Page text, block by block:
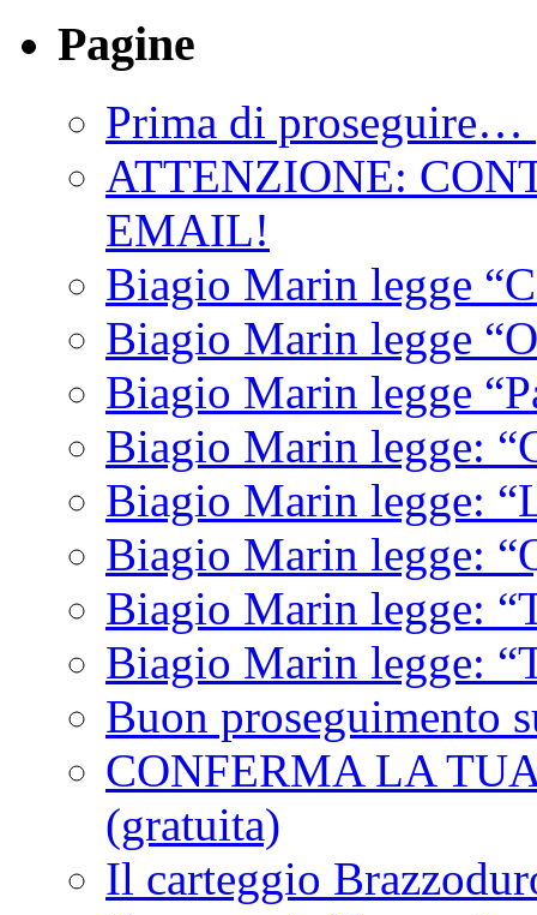
Pagine
Prima di proseguire…
ATTENZIONE:
EMAIL!
Biagio Marin legge
Biagio Marin legge
Biagio Marin legge
Biagio Marin legge:
Biagio Marin legge:
Biagio Marin legge:
Biagio Marin legge:
Biagio Marin legge:
Buon proseguimento
CONFERMA LA
(gratuita)
Il carteggio